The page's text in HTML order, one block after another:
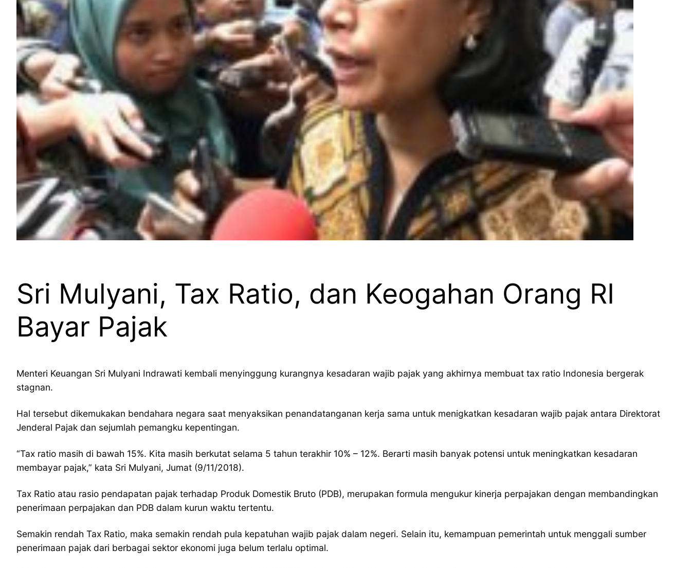
Sri Mulyani, Tax Ratio, dan Keogahan Orang RI
Bayar Pajak
Menteri Keuangan Sri Mulyani Indrawati kembali menyinggung kurangnya kesadaran wajib pajak yang akhirnya membuat tax ratio Indonesia bergerak
stagnan.
Hal tersebut dikemukakan bendahara negara saat menyaksikan penandatanganan kerja sama untuk menigkatkan kesadaran wajib pajak antara Direktorat
Jenderal Pajak dan sejumlah pemangku kepentingan.
“Tax ratio masih di bawah 15%. Kita masih berkutat selama 5 tahun terakhir 10% – 12%. Berarti masih banyak potensi untuk meningkatkan kesadaran
membayar pajak,” kata Sri Mulyani, Jumat (9/11/2018).
Tax Ratio atau rasio pendapatan pajak terhadap Produk Domestik Bruto (PDB), merupakan formula mengukur kinerja perpajakan dengan membandingkan
penerimaan perpajakan dan PDB dalam kurun waktu tertentu.
Semakin rendah Tax Ratio, maka semakin rendah pula kepatuhan wajib pajak dalam negeri. Selain itu, kemampuan pemerintah untuk menggali sumber
penerimaan pajak dari berbagai sektor ekonomi juga belum terlalu optimal.